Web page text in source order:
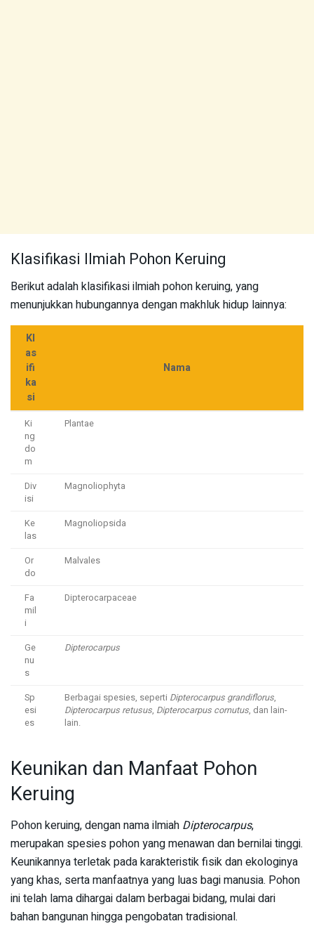
Klasifikasi Ilmiah Pohon Keruing
Berikut adalah klasifikasi ilmiah pohon keruing, yang
menunjukkan hubungannya dengan makhluk hidup lainnya:
Kl
as
ifi
ka
si
Nama
Ki
ng
do
m
Plantae
Div
isi
Magnoliophyta
Ke
las
Magnoliopsida
Or
do
Malvales
Fa
mil
i
Dipterocarpaceae
Ge
nu
s
Dipterocarpus
Sp
esi
es
Berbagai spesies, seperti Dipterocarpus grandiflorus,
Dipterocarpus retusus, Dipterocarpus cornutus, dan lain-
lain.
Keunikan dan Manfaat Pohon
Keruing
Pohon keruing, dengan nama ilmiah Dipterocarpus,
merupakan spesies pohon yang menawan dan bernilai tinggi.
Keunikannya terletak pada karakteristik fisik dan ekologinya
yang khas, serta manfaatnya yang luas bagi manusia. Pohon
ini telah lama dihargai dalam berbagai bidang, mulai dari
bahan bangunan hingga pengobatan tradisional.